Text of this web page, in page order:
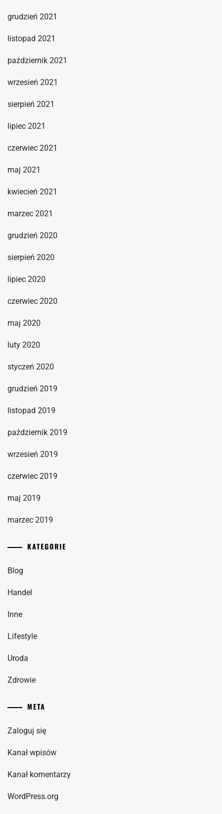
grudzień 2021
listopad 2021
październik 2021
wrzesień 2021
sierpień 2021
lipiec 2021
czerwiec 2021
maj 2021
kwiecień 2021
marzec 2021
grudzień 2020
sierpień 2020
lipiec 2020
czerwiec 2020
maj 2020
luty 2020
styczeń 2020
grudzień 2019
listopad 2019
październik 2019
wrzesień 2019
czerwiec 2019
maj 2019
marzec 2019
KATEGORIE
Blog
Handel
Inne
Lifestyle
Uroda
Zdrowie
META
Zaloguj się
Kanał wpisów
Kanał komentarzy
WordPress.org